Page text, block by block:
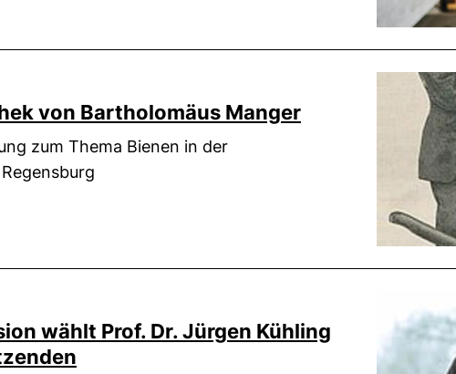
von Bartholomäus Manger
zum Thema Bienen in der
wählt Prof. Dr. Jürgen Kühling